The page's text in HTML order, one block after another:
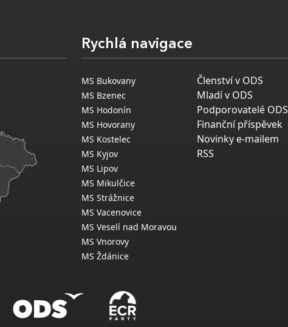
Rychlá navigace
MS Bukovany
MS Bzenec
MS Hodonín
MS Hovorany
MS Kostelec
MS Kyjov
MS Lipov
MS Mikulčice
MS Strážnice
MS Vacenovice
MS Veselí nad Moravou
MS Vnorovy
MS Ždánice
Členství v ODS
Mladí v ODS
Podporovatelé ODS
Finanční příspěvek
Novinky e-mailem
RSS